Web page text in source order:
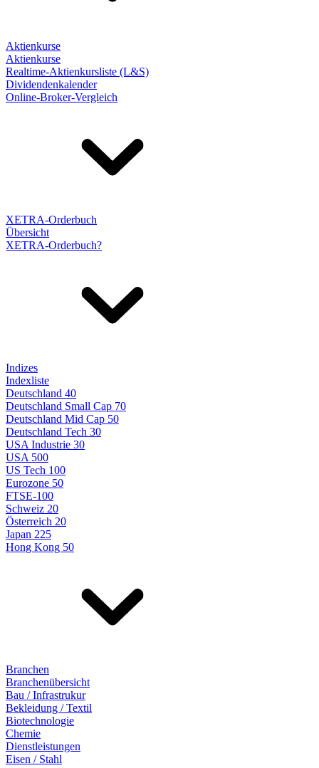
Aktienkurse
Aktienkurse
Realtime-Aktienkursliste (L&S)
Dividendenkalender
Online-Broker-Vergleich
XETRA-Orderbuch
Übersicht
XETRA-Orderbuch?
Indizes
Indexliste
Deutschland 40
Deutschland Small Cap 70
Deutschland Mid Cap 50
Deutschland Tech 30
USA Industrie 30
USA 500
US Tech 100
Eurozone 50
FTSE-100
Schweiz 20
Österreich 20
Japan 225
Hong Kong 50
Branchen
Branchenübersicht
Bau / Infrastrukur
Bekleidung / Textil
Biotechnologie
Chemie
Dienstleistungen
Eisen / Stahl